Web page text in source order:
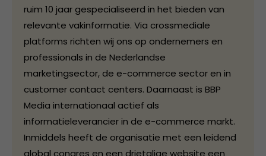
ruim 10 jaar gespecialiseerd in het bieden van
relevante vakinformatie. Via crossmediale
platforms richten wij ons op ondernemers en
professionals in de Nederlandse
marketingsector, de e-commerce sector en in
customer contact centers. Daarnaast is BBP
Media internationaal actief als
informatieleverancier in de e-commerce markt.
Inmiddels heeft de organisatie met een leidend
global congres en een drietalige website een